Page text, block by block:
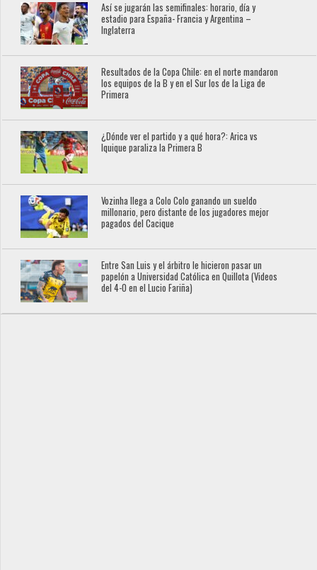
Así se jugarán las semifinales: horario, día y
estadio para España- Francia y Argentina –
Inglaterra
Resultados de la Copa Chile: en el norte mandaron
los equipos de la B y en el Sur los de la Liga de
Primera
¿Dónde ver el partido y a qué hora?: Arica vs
Iquique paraliza la Primera B
Vozinha llega a Colo Colo ganando un sueldo
millonario, pero distante de los jugadores mejor
pagados del Cacique
Entre San Luis y el árbitro le hicieron pasar un
papelón a Universidad Católica en Quillota (Videos
del 4-0 en el Lucio Fariña)